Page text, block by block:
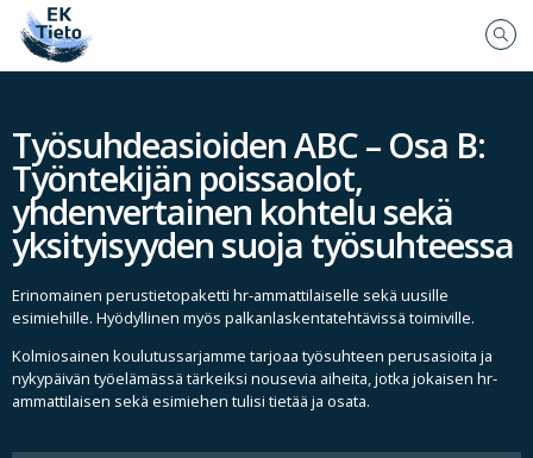
Työsuhdeasioiden ABC – Osa B:
Työntekijän poissaolot,
yhdenvertainen kohtelu sekä
yksityisyyden suoja työsuhteessa
Erinomainen perustietopaketti hr-ammattilaiselle sekä uusille
esimiehille. Hyödyllinen myös palkanlaskentatehtävissä toimiville.
Kolmiosainen koulutussarjamme tarjoaa työsuhteen perusasioita ja
nykypäivän työelämässä tärkeiksi nousevia aiheita, jotka jokaisen hr-
ammattilaisen sekä esimiehen tulisi tietää ja osata.